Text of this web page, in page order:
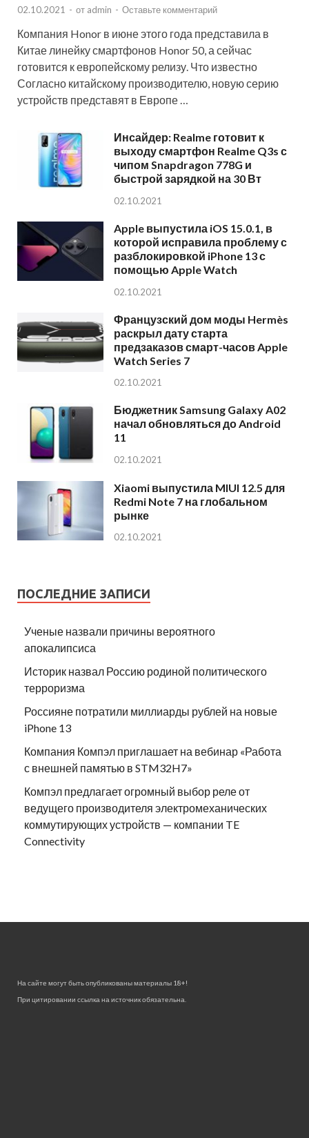
02.10.2021 - от admin - Оставьте комментарий
Компания Honor в июне этого года представила в
Китае линейку смартфонов Honor 50, а сейчас
готовится к европейскому релизу. Что известно
Согласно китайскому производителю, новую серию
устройств представят в Европе …
Инсайдер: Realme готовит к
выходу смартфон Realme Q3s с
чипом Snapdragon 778G и
быстрой зарядкой на 30 Вт
02.10.2021
Apple выпустила iOS 15.0.1, в
которой исправила проблему с
разблокировкой iPhone 13 с
помощью Apple Watch
02.10.2021
Французский дом моды Hermès
раскрыл дату старта
предзаказов смарт-часов Apple
Watch Series 7
02.10.2021
Бюджетник Samsung Galaxy A02
начал обновляться до Android
11
02.10.2021
Xiaomi выпустила MIUI 12.5 для
Redmi Note 7 на глобальном
рынке
02.10.2021
ПОСЛЕДНИЕ ЗАПИСИ
Ученые назвали причины вероятного
апокалипсиса
Историк назвал Россию родиной политического
терроризма
Россияне потратили миллиарды рублей на новые
iPhone 13
Компания Компэл приглашает на вебинар «Работа
с внешней памятью в STM32H7»
Компэл предлагает огромный выбор реле от
ведущего производителя электромеханических
коммутирующих устройств — компании TE
Connectivity
На сайте могут быть опубликованы материалы 18+!
При цитировании ссылка на источник обязательна.